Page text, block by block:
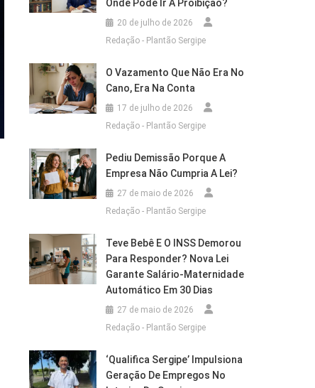
Onde Pode Ir A Proibição?
20 de julho de 2026
Redação - Plantão Sergipe
O Vazamento Que Não Era No
Cano, Era Na Conta
17 de julho de 2026
Redação - Plantão Sergipe
Pediu Demissão Porque A
Empresa Não Cumpria A Lei?
27 de maio de 2026
Redação - Plantão Sergipe
Teve Bebê E O INSS Demorou
Para Responder? Nova Lei
Garante Salário-Maternidade
Automático Em 30 Dias
27 de maio de 2026
Redação - Plantão Sergipe
‘Qualifica Sergipe’ Impulsiona
Geração De Empregos No